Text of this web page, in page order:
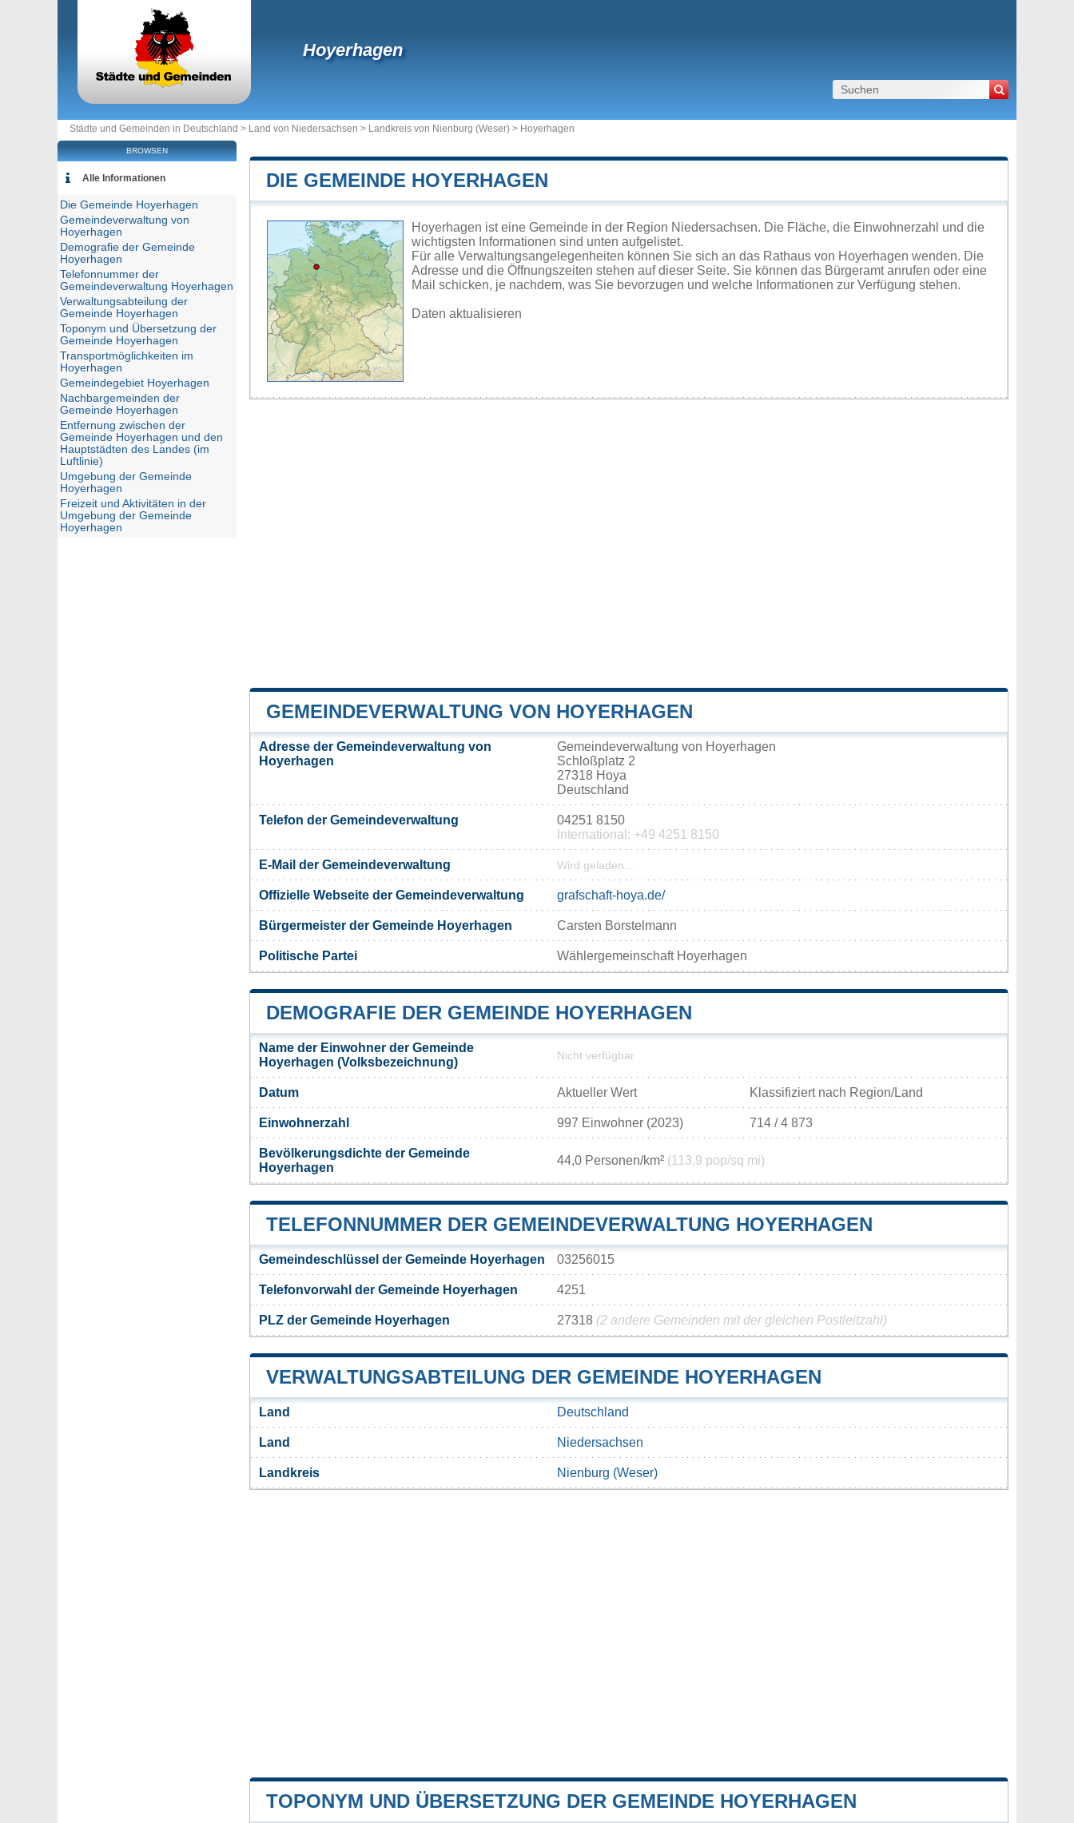
Hoyerhagen
Städte und Gemeinden in Deutschland > Land von Niedersachsen > Landkreis von Nienburg (Weser) > Hoyerhagen
DIE GEMEINDE HOYERHAGEN
Hoyerhagen ist eine Gemeinde in der Region Niedersachsen. Die Fläche, die Einwohnerzahl und die
wichtigsten Informationen sind unten aufgelistet.
Für alle Verwaltungsangelegenheiten können Sie sich an das Rathaus von Hoyerhagen wenden. Die
Adresse und die Öffnungszeiten stehen auf dieser Seite. Sie können das Bürgeramt anrufen oder eine
Mail schicken, je nachdem, was Sie bevorzugen und welche Informationen zur Verfügung stehen.
Daten aktualisieren
GEMEINDEVERWALTUNG VON HOYERHAGEN
Adresse der Gemeindeverwaltung von
Hoyerhagen
Gemeindeverwaltung von Hoyerhagen
Schloßplatz 2
27318 Hoya
Deutschland
Telefon der Gemeindeverwaltung
04251 8150
International: +49 4251 8150
E-Mail der Gemeindeverwaltung Wird geladen...
Offizielle Webseite der Gemeindeverwaltung grafschaft-hoya.de/
Bürgermeister der Gemeinde Hoyerhagen Carsten Borstelmann
Politische Partei Wählergemeinschaft Hoyerhagen
DEMOGRAFIE DER GEMEINDE HOYERHAGEN
Name der Einwohner der Gemeinde
Hoyerhagen (Volksbezeichnung)
Nicht verfügbar
Datum Aktueller Wert Klassifiziert nach Region/Land
Einwohnerzahl 997 Einwohner (2023) 714 / 4 873
Bevölkerungsdichte der Gemeinde
Hoyerhagen
44,0 Personen/km² (113,9 pop/sq mi)
TELEFONNUMMER DER GEMEINDEVERWALTUNG HOYERHAGEN
Gemeindeschlüssel der Gemeinde Hoyerhagen 03256015
Telefonvorwahl der Gemeinde Hoyerhagen 4251
PLZ der Gemeinde Hoyerhagen 27318 (2 andere Gemeinden mit der gleichen Postleitzahl)
VERWALTUNGSABTEILUNG DER GEMEINDE HOYERHAGEN
Land Deutschland
Land Niedersachsen
Landkreis Nienburg (Weser)
TOPONYM UND ÜBERSETZUNG DER GEMEINDE HOYERHAGEN
BROWSEN
Alle Informationen
Die Gemeinde Hoyerhagen
Gemeindeverwaltung von
Hoyerhagen
Demografie der Gemeinde
Hoyerhagen
Telefonnummer der
Gemeindeverwaltung Hoyerhagen
Verwaltungsabteilung der
Gemeinde Hoyerhagen
Toponym und Übersetzung der
Gemeinde Hoyerhagen
Transportmöglichkeiten im
Hoyerhagen
Gemeindegebiet Hoyerhagen
Nachbargemeinden der
Gemeinde Hoyerhagen
Entfernung zwischen der
Gemeinde Hoyerhagen und den
Hauptstädten des Landes (im
Luftlinie)
Umgebung der Gemeinde
Hoyerhagen
Freizeit und Aktivitäten in der
Umgebung der Gemeinde
Hoyerhagen